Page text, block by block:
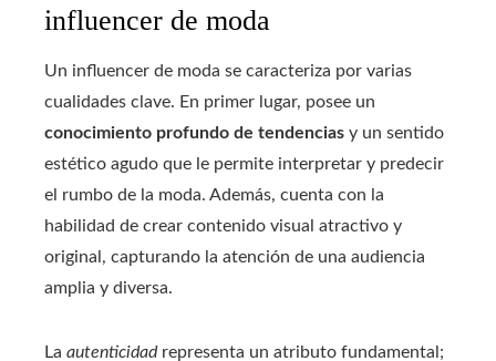
influencer de moda
Un influencer de moda se caracteriza por varias
cualidades clave. En primer lugar, posee un
conocimiento profundo de tendencias y un sentido
estético agudo que le permite interpretar y predecir
el rumbo de la moda. Además, cuenta con la
habilidad de crear contenido visual atractivo y
original, capturando la atención de una audiencia
amplia y diversa.
La autenticidadrepresenta un atributo fundamental;